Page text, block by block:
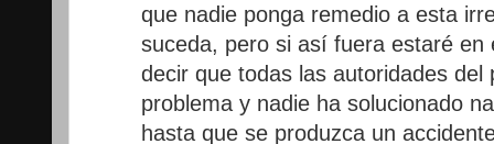
que nadie ponga remedio a esta
suceda, pero si así fuera estaré en
decir que todas las autoridades del
problema y nadie ha solucionado
hasta que se produzca un